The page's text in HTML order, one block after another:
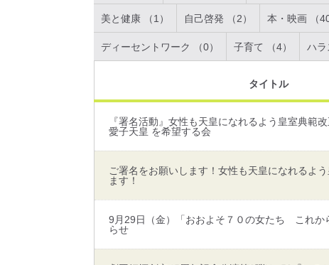
美と健康 （1） 自己啓発 （2） 本・映画 （40
ディーセントワーク （0） 子育て （4） ハラ
タイトル
『署名活動』女性も天皇になれるよう皇室典範
愛子天皇 を希望する会
ご署名をお願いします！女性も天皇になれるよ
ます！
9月29日（金）「おおよそ７０の女たち これか
らせ